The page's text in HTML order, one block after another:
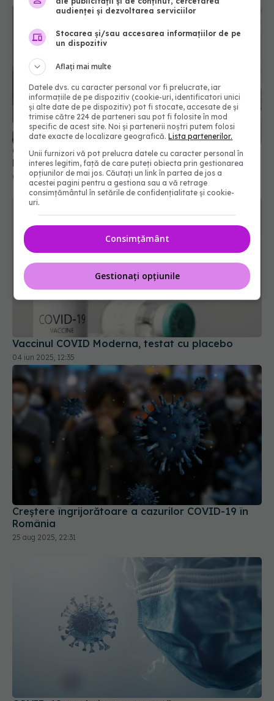
COVID, încă un efect negativ. Duce la
hipertensiune arterială și boli cardiovasculare
04 sep 2023, 09:32
Vaccinul COVID Moderna, testat cu placebo
04 iun 2025, 12:35
Creștere îngrijorătoare a cazurilor COVID-19 în
România
25 aug 2025, 22:31
audienței și dezvoltarea serviciilor
Stocarea și/sau accesarea informațiilor de pe
un dispozitiv
Aflați mai multe
Datele dvs. cu caracter personal vor fi prelucrate, iar
informațiile de pe dispozitiv (cookie-uri, identificatori unici
și alte date de pe dispozitiv) pot fi stocate, accesate de și
trimise către 224 de parteneri sau pot fi folosite în mod
specific de acest site. Noi și partenerii noștri putem folosi
date exacte de localizare geografică.Lista partenerilor.
Unii furnizori vă pot prelucra datele cu caracter personal în
interes legitim, față de care puteți obiecta prin gestionarea
opțiunilor de mai jos. Căutați un link în partea de jos a
acestei pagini pentru a gestiona sau a vă retrage
consimțământul în setările de confidențialitate și cookie-
uri.
Consimțământ
Gestionați opțiunile